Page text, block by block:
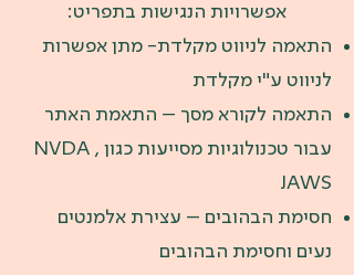
אפשרויות הנגישות בתפריט:
התאמה לניווט מקלדת- מתן אפשרות
לניווט ע"י מקלדת
התאמה לקורא מסך – התאמת האתר
עבור טכנולוגיות מסייעות כגון NVDA ,
JAWS
חסימת הבהובים – עצירת אלמנטים
נעים וחסימת הבהובים